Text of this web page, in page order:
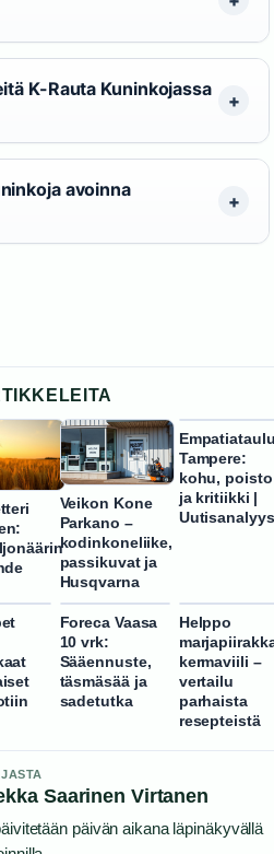
K-Rauta Kuninkojassa
avoinna
Veikon Kone
Parkano –
kodinkoneliike,
passikuvat ja
Husqvarna
Tampere:
kohu, poisto
ja kritiikki |
Foreca Vaasa
10 vrk:
Sääennuste,
täsmäsää ja
sadetutka
Helppo
kermaviili –
vertailu
parhaista
resepteistä
Saarinen Virtanen
päivän aikana läpinäkyvällä